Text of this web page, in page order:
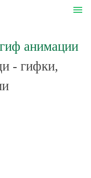
menu
анимации
- гифки,